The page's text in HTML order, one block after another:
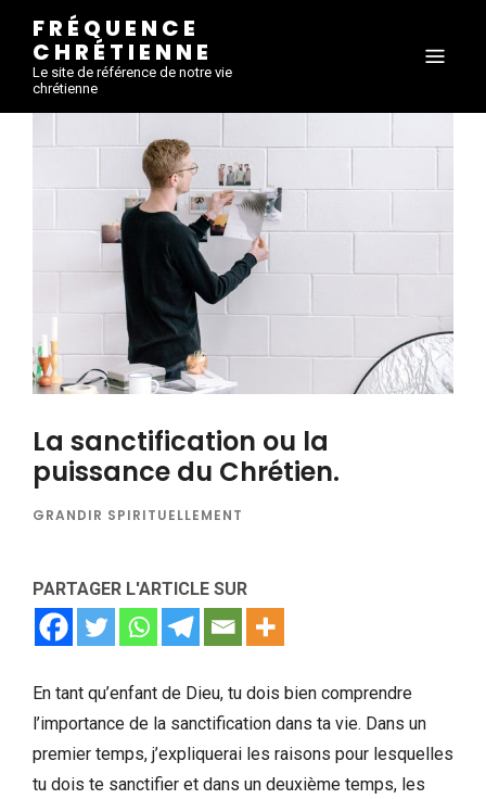
FRÉQUENCE
CHRÉTIENNE
Le site de référence de notre vie
chrétienne
La sanctification ou la
puissance du Chrétien.
GRANDIR SPIRITUELLEMENT
PARTAGER L'ARTICLE SUR
En tant qu’enfant de Dieu, tu dois bien comprendre
l’importance de la sanctification dans ta vie. Dans un
premier temps, j’expliquerai les raisons pour lesquelles
tu dois te sanctifier et dans un deuxième temps, les